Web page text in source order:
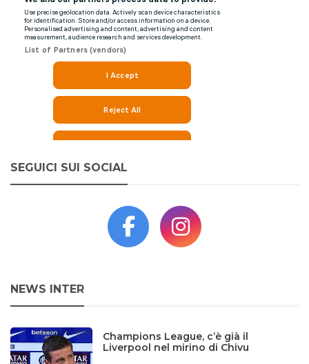
SEGUICI SUI SOCIAL
NEWS INTER
Champions League, c’è già il
Liverpool nel mirino di Chivu